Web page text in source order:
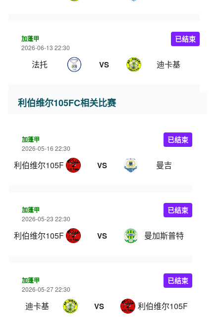
加蓬甲
2026-06-13 22:30
法托 VS 迪卡基
已结束
利伯维尔105FC相关比赛
加蓬甲
2026-05-16 22:30
利伯维尔105FC VS 曼吉
已结束
加蓬甲
2026-05-23 22:30
利伯维尔105FC VS 曼加斯普特
已结束
加蓬甲
2026-05-27 22:30
迪卡基 VS 利伯维尔105FC
已结束